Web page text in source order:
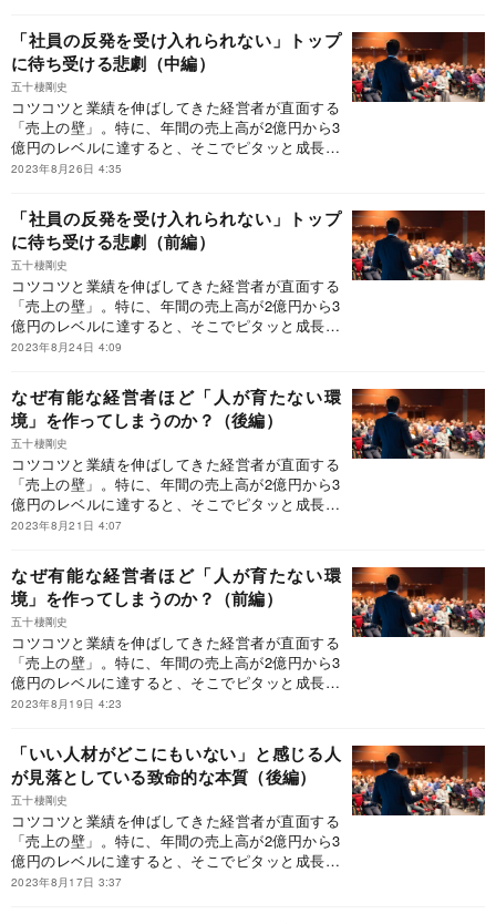
の経営者に支持されるバイブル】として、待望の
新装版が発売された『新装版 売上2億円の会社
を10億円にする方法』だ。本稿では、上場経験の
ある経営者から熱烈な推薦を受けている本書の中
から、「なぜ、経営者は伸び悩んでしまうのか」
を一部抜粋して紹介する。
「社員の反発を受け入れられない」トップ
に待ち受ける悲劇（中編）
五十棲剛史
コツコツと業績を伸ばしてきた経営者が直面する
「売上の壁」。特に、年間の売上高が2億円から3
億円のレベルに達すると、そこでピタッと成長が
止まってしまう経営者が多いという。そんなとき
の経営者に支持されるバイブル】として、待望の
新装版が発売された『新装版 売上2億円の会社
を10億円にする方法』だ。本稿では、上場経験の
ある経営者から熱烈な推薦を受けている本書の中
から、「なぜ、経営者は伸び悩んでしまうのか」
を一部抜粋して紹介する。
2023年8月26日 4:35
「社員の反発を受け入れられない」トップ
に待ち受ける悲劇（前編）
五十棲剛史
コツコツと業績を伸ばしてきた経営者が直面する
「売上の壁」。特に、年間の売上高が2億円から3
億円のレベルに達すると、そこでピタッと成長が
止まってしまう経営者が多いという。そんなとき
の経営者に支持されるバイブル】として、待望の
新装版が発売された『新装版 売上2億円の会社
を10億円にする方法』だ。本稿では、上場経験の
ある経営者から熱烈な推薦を受けている本書の中
から、「なぜ、経営者は伸び悩んでしまうのか」
を一部抜粋して紹介する。
2023年8月24日 4:09
なぜ有能な経営者ほど「人が育たない環
境」を作ってしまうのか？（後編）
五十棲剛史
コツコツと業績を伸ばしてきた経営者が直面する
「売上の壁」。特に、年間の売上高が2億円から3
億円のレベルに達すると、そこでピタッと成長が
止まってしまう経営者が多いという。そんなとき
の経営者に支持されるバイブル】として、待望の
新装版が発売された『新装版 売上2億円の会社
を10億円にする方法』だ。本稿では、上場経験の
ある経営者から熱烈な推薦を受けている本書の中
から、「なぜ、経営者は伸び悩んでしまうのか」
を一部抜粋して紹介する。
2023年8月21日 4:07
なぜ有能な経営者ほど「人が育たない環
境」を作ってしまうのか？（前編）
五十棲剛史
コツコツと業績を伸ばしてきた経営者が直面する
「売上の壁」。特に、年間の売上高が2億円から3
億円のレベルに達すると、そこでピタッと成長が
止まってしまう経営者が多いという。そんなとき
の経営者に支持されるバイブル】として、待望の
新装版が発売された『新装版 売上2億円の会社
を10億円にする方法』だ。本稿では、上場経験の
ある経営者から熱烈な推薦を受けている本書の中
から、「なぜ、経営者は伸び悩んでしまうのか」
を一部抜粋して紹介する。
2023年8月19日 4:23
「いい人材がどこにもいない」と感じる人
が見落としている致命的な本質（後編）
五十棲剛史
コツコツと業績を伸ばしてきた経営者が直面する
「売上の壁」。特に、年間の売上高が2億円から3
億円のレベルに達すると、そこでピタッと成長が
止まってしまう経営者が多いという。そんなとき
2023年8月17日 3:37